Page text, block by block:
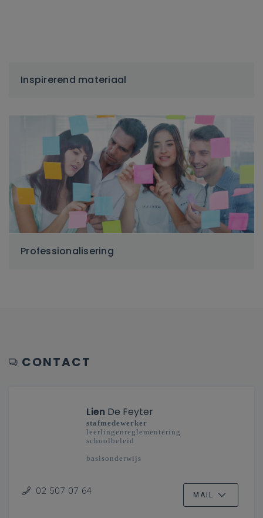
Inspirerend materiaal
Professionalisering
CONTACT
Lien De Feyter
stafmedewerker
leerlingenreglementering
schoolbeleid
basisonderwijs
02 507 07 64 MAIL